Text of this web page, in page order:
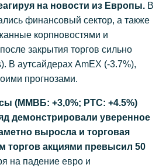
на новости из Европы. В
финансовый сектор, а также
корпновостями и
закрытия торгов сильно
В аутсайдерах AmEX (-3.7%),
прогнозами.
(ММВБ: +3,0%; РТС: +4.5%)
демонстрировали уверенное
выросла и торговая
торгов акциями превысил 50
на падение евро и